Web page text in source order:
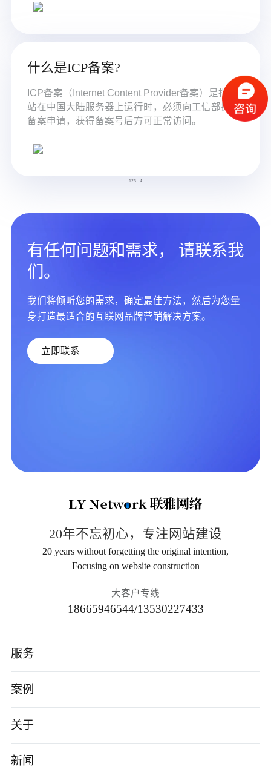
什么是ICP备案?
ICP备案（Internet Content Provider备案）是指网
站在中国大陆服务器上运行时，必须向工信部提交
备案申请，获得备案号后方可正常访问。
123...4
有任何问题和需求， 请联系我
们。
我们将倾听您的需求，确定最佳方法，然后为您量
身打造最适合的互联网品牌营销解决方案。
立即联系
20年不忘初心，专注网站建设
20 years without forgetting the original intention,
Focusing on website construction
大客户专线
18665946544/13530227433
服务
高端网站建设
AI应用开发
小程序/App
案例
智能制造
电子数码
关于
公司介绍
新闻